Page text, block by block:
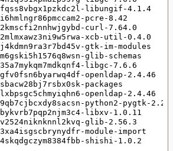
libungif-4.1.4
pcre-8.42
curl-7.64.0
xcb-util-0.4.0
gtk-im-modules
glib-schemas
libgc-7.6.6
openldap-2.4.46
packages
openldap-2.4.46
python2-pygtk-
libxv-1.0.11
glib-2.56.3
module-import